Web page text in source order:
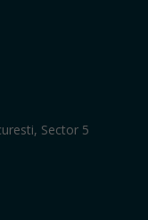
Sector 5